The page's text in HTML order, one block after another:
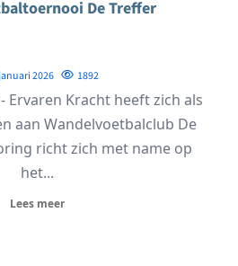
De Treffer
2026 1892
Ervaren Kracht heeft zich als
aan Wandelvoetbalclub De
richt zich met name op
het...
Lees meer